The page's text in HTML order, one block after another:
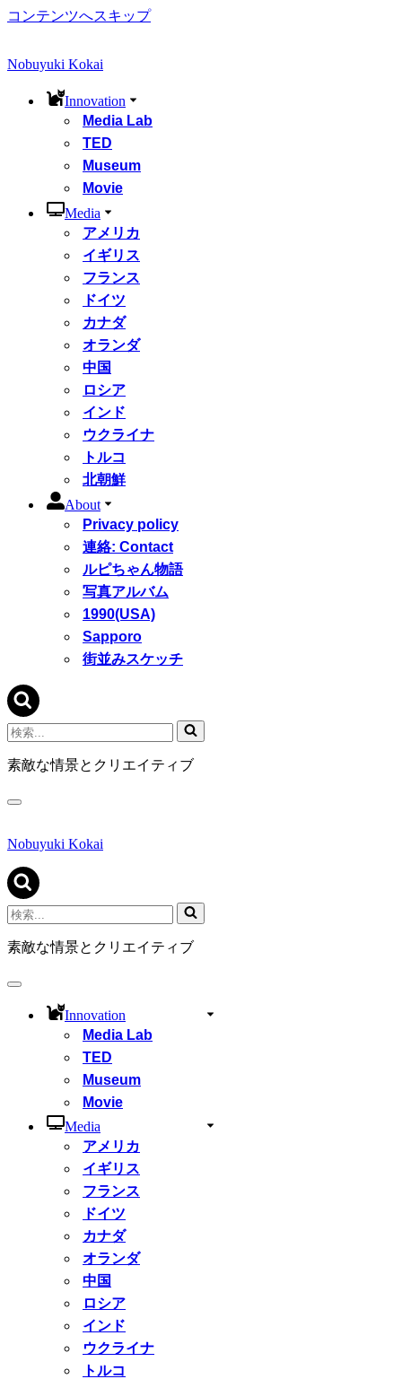
コンテンツへスキップ
Nobuyuki Kokai
Innovation
Media Lab
TED
Museum
Movie
Media
アメリカ
イギリス
フランス
ドイツ
カナダ
オランダ
中国
ロシア
インド
ウクライナ
トルコ
北朝鮮
About
Privacy policy
連絡: Contact
ルピちゃん物語
写真アルバム
1990(USA)
Sapporo
街並みスケッチ
検
索...
素敵な情景とクリエイティブ
ナ
ゲ
シ
ョ
ン
メ
ニ
ュ
Nobuyuki Kokai
検
索...
素敵な情景とクリエイティブ
ナ
Innovation
Media Lab
TED
Museum
Movie
Media
アメリカ
イギリス
フランス
ドイツ
カナダ
オランダ
中国
ロシア
インド
ウクライナ
トルコ